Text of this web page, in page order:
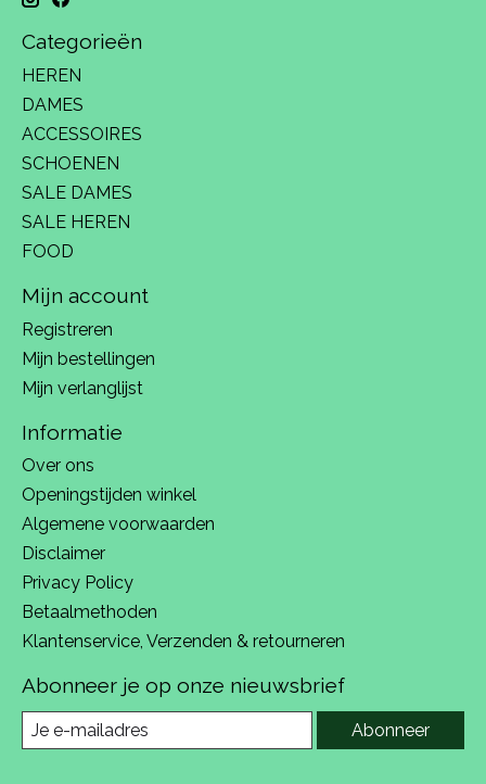
Categorieën
HEREN
DAMES
ACCESSOIRES
SCHOENEN
SALE DAMES
SALE HEREN
FOOD
Mijn account
Registreren
Mijn bestellingen
Mijn verlanglijst
Informatie
Over ons
Openingstijden winkel
Algemene voorwaarden
Disclaimer
Privacy Policy
Betaalmethoden
Klantenservice, Verzenden & retourneren
Abonneer je op onze nieuwsbrief
Abonneer